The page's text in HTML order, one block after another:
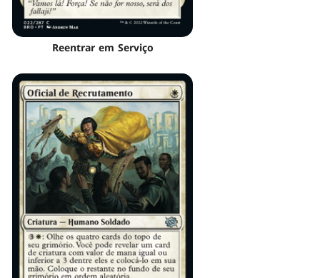
Reentrar em Serviço